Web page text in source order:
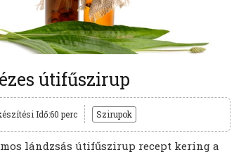
útifűszirup
Idő:60 perc Szirupok
lándzsás útifűszirup recept kering a